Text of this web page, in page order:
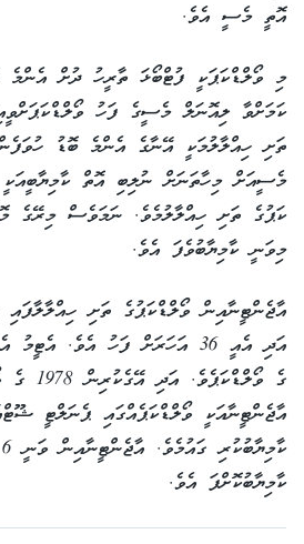
އޮތީ މެސީ އެވެ.
މި ވޯލްޑްކަޕަކީ ފުޓްބޯޅަ ތާރީހު ދުށް އެންމެ
ކަމަށްވާ ލިއޮނަލް މެސީގެ ފަހު
ތަށި ހިއްލާލުމަކީ އޭނާގެ އެންމެ ބޮޑު
މެސީއަށް މިހާތަނަށް ނުލިބި އޮތް
ކަޕުގެ ތަށި ހިއްލާލުމެވެ. ނަމަވެސް މިރޭގެ
މިވަނީ ކާމިޔާބުވެފަ އެވެ.
ގެ
އާޖެންޓީނާއަކީ ވޯލްޑްކަޕެއްގައި ޕެނަލްޓީ
ކާމިޔާބުކޮށްފަ އެވެ.